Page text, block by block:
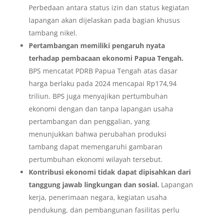
Perbedaan antara status izin dan status kegiatan
lapangan akan dijelaskan pada bagian khusus
tambang nikel.
Pertambangan memiliki pengaruh nyata
terhadap pembacaan ekonomi Papua Tengah.
BPS mencatat PDRB Papua Tengah atas dasar
harga berlaku pada 2024 mencapai Rp174,94
triliun. BPS juga menyajikan pertumbuhan
ekonomi dengan dan tanpa lapangan usaha
pertambangan dan penggalian, yang
menunjukkan bahwa perubahan produksi
tambang dapat memengaruhi gambaran
pertumbuhan ekonomi wilayah tersebut.
Kontribusi ekonomi tidak dapat dipisahkan dari
tanggung jawab lingkungan dan sosial. Lapangan
kerja, penerimaan negara, kegiatan usaha
pendukung, dan pembangunan fasilitas perlu